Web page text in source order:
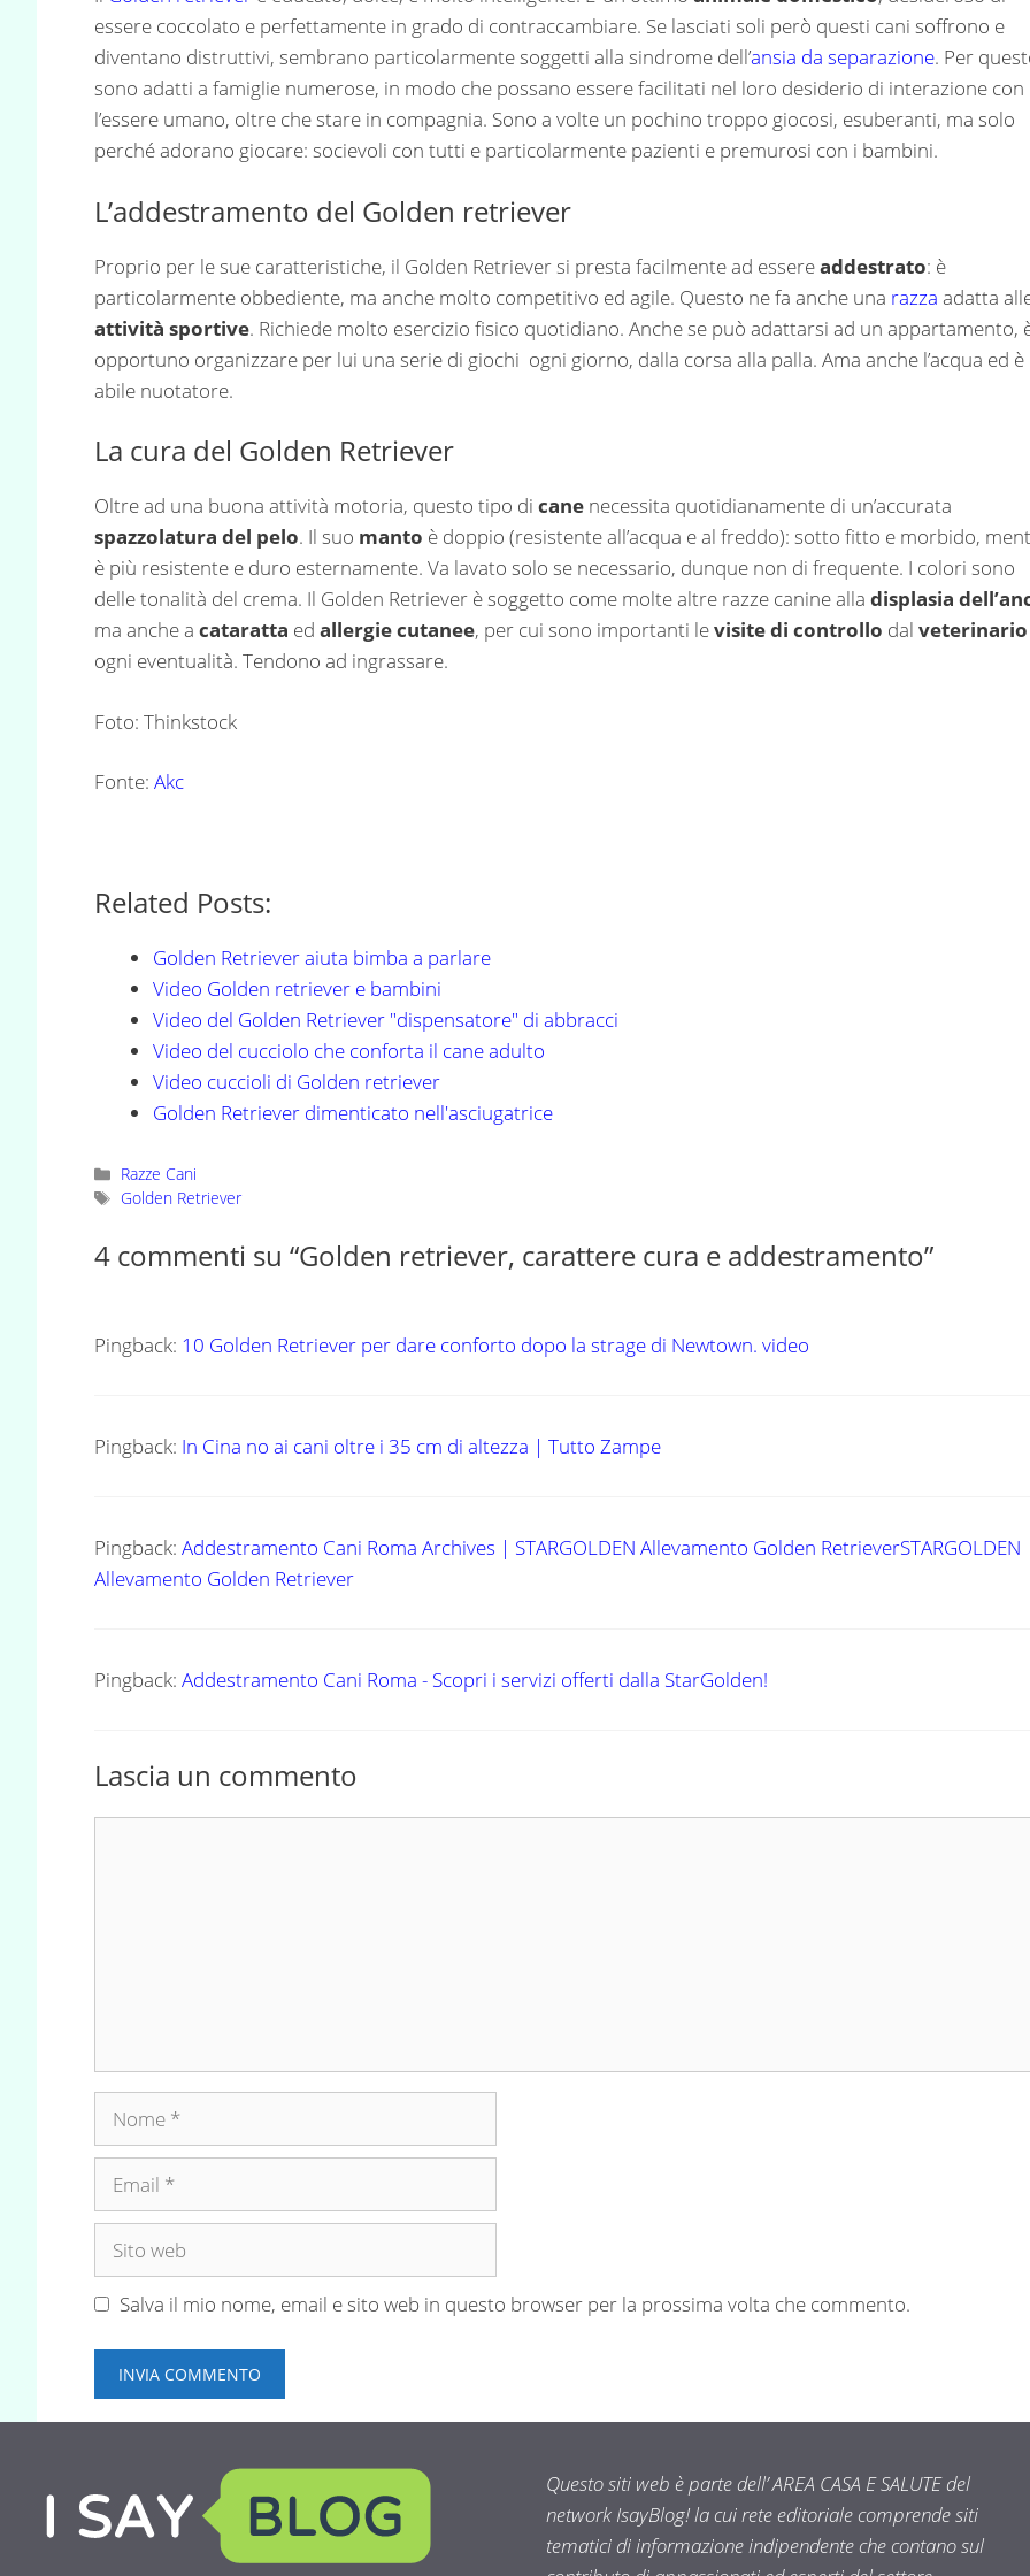
essere coccolato e perfettamente in grado di contraccambiare. Se lasciati soli però questi cani soffrono e
diventano distruttivi, sembrano particolarmente soggetti alla sindrome dell’ansia da separazione. Per
sono adatti a famiglie numerose, in modo che possano essere facilitati nel loro desiderio di interazione con
l’essere umano, oltre che stare in compagnia. Sono a volte un pochino troppo giocosi, esuberanti, ma solo
perché adorano giocare: socievoli con tutti e particolarmente pazienti e premurosi con i bambini.
L’addestramento del Golden retriever
Proprio per le sue caratteristiche, il Golden Retriever si presta facilmente ad essereaddestrato: è
particolarmente obbediente, ma anche molto competitivo ed agile. Questo ne fa anche una razza adatta
attività sportive. Richiede molto esercizio fisico quotidiano. Anche se può adattarsi ad un appartamento,
opportuno organizzare per lui una serie di giochi ogni giorno, dalla corsa alla palla. Ama anche l’acqua ed è
abile nuotatore.
La cura del Golden Retriever
Oltre ad una buona attività motoria, questo tipo di cane necessita quotidianamente di un’accurata
spazzolatura del pelo. Il suo manto è doppio (resistente all’acqua e al freddo): sotto fitto e morbido,
è più resistente e duro esternamente. Va lavato solo se necessario, dunque non di frequente. I colori sono
delle tonalità del crema. Il Golden Retriever è soggetto come molte altre razze canine alla displasia
ma anche a cataratta ed allergie cutanee, per cui sono importanti levisite di controllo dal veterinario
ogni eventualità. Tendono ad ingrassare.
Foto: Thinkstock
Fonte: Akc
Related Posts:
Golden Retriever aiuta bimba a parlare
Video Golden retriever e bambini
Video del Golden Retriever "dispensatore" di abbracci
Video del cucciolo che conforta il cane adulto
Video cuccioli di Golden retriever
Golden Retriever dimenticato nell'asciugatrice
Categorie
Razze Cani
Tag
Golden Retriever
4 commenti su “Golden retriever, carattere cura e addestramento”
Pingback: 10 Golden Retriever per dare conforto dopo la strage di Newtown. video
Pingback: In Cina no ai cani oltre i 35 cm di altezza | Tutto Zampe
Pingback: Addestramento Cani Roma Archives | STARGOLDEN Allevamento Golden RetrieverSTARGOLDEN
Allevamento Golden Retriever
Pingback: Addestramento Cani Roma - Scopri i servizi offerti dalla StarGolden!
Lascia un commento
Nome
Email
Sito
Salva il mio nome, email e sito web in questo browser per la prossima volta che commento.
Questo siti web è parte dell’ AREA CASA E SALUTE del
network IsayBlog! la cui rete editoriale comprende siti
tematici di informazione indipendente che contano sul